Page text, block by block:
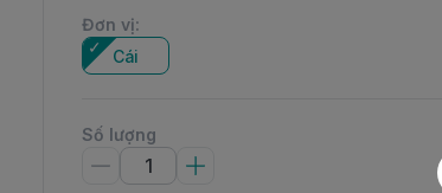
Đơn vị:
Cái
Số lượng